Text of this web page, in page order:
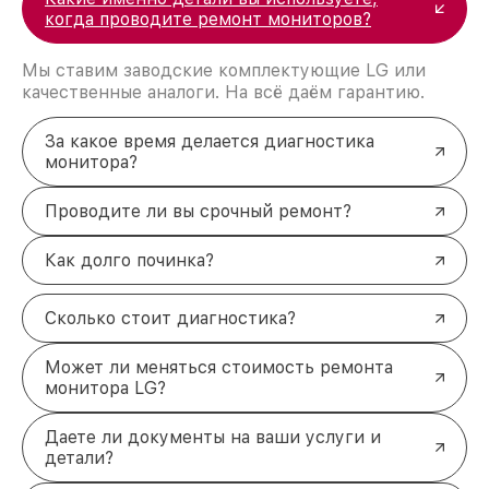
когда проводите ремонт мониторов?
Мы ставим заводские комплектующие LG или
качественные аналоги. На всё даём гарантию.
За какое время делается диагностика
монитора?
Проводите ли вы срочный ремонт?
Как долго починка?
Сколько стоит диагностика?
Может ли меняться стоимость ремонта
монитора LG?
Даете ли документы на ваши услуги и
детали?